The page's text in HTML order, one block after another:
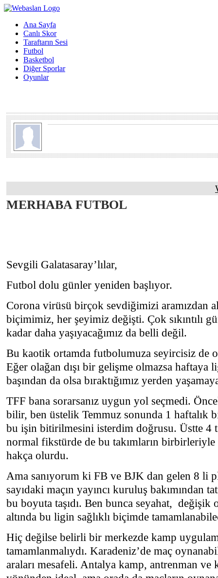
Ana Sayfa
Canlı Skor
Taraftarın Sesi
Futbol
Basketbol
Diğer Sporlar
Oyunlar
MERHABA FUTBOL
Sevgili Galatasaray’lılar,
Futbol dolu günler yeniden başlıyor.
Corona virüsü birçok sevdiğimizi aramızdan
biçimimiz, her şeyimiz değişti. Çok sıkıntılı
kadar daha yaşıyacağımız da belli değil.
Bu kaotik ortamda futbolumuza seyircisiz de
Eğer olağan dışı bir gelişme olmazsa haftaya
başından da olsa bıraktığımız yerden
TFF bana sorarsanız uygun yol seçmedi.
bilir, ben üstelik Temmuz sonunda 1 haftalık
bu işin bitirilmesini isterdim doğrusu. Üstte 4
normal fikstürde de bu takımların birbirleriyle
hakça olurdu.
Ama sanıyorum ki FB ve BJK dan gelen 8 li
sayıdaki maçın yayıncı kuruluş bakımından
bu boyuta taşıdı. Ben bunca seyahat, değişik
altında bu ligin sağlıklı biçimde
Hiç değilse belirli bir merkezde kamp
tamamlanmalıydı. Karadeniz’de maç
araları mesafeli. Antalya kamp, antrenman ve